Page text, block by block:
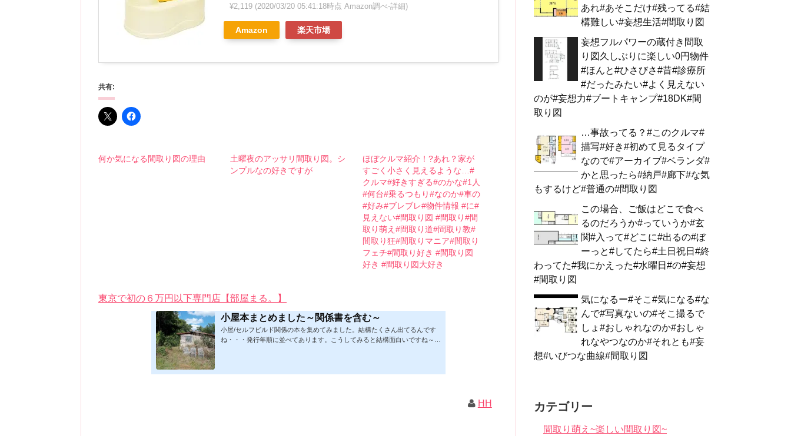
¥2,119 (2020/03/20 05:41:18時点 Amazon調べ-詳細)
Amazon 楽天市場
共有:
何か気になる間取り図の理由
土曜夜のアッサリ間取り図。シ
ンプルなの好きですが
ほぼクルマ紹介！?あれ？家が
すごく小さく見えるような…#
クルマ#好きすぎる#のかな#1人
#何台#乗るつもり#なのか#車の
#好み#ブレブレ#物件情報 #に#
見えない#間取り図 #間取り#間
取り萌え#間取り道#間取り教#
間取り狂#間取りマニア#間取り
フェチ#間取り好き #間取り図
好き #間取り図大好き
東京で初の６万円以下専門店【部屋まる。】
小屋本まとめました～関係書を含む～
小屋/セルフビルド関係の本を集めてみました。結構たくさん出てるんです
ね・・・発行年順に並べてあります。こうしてみると結構面白いですね～※
HH
あれ#あそこだけ#残ってる#結
構難しい#妄想生活#間取り図
妄想フルパワーの蔵付き間取
り図久しぶりに楽しい0円物件
#ほんと#ひさびさ#昔#診療所
#だったみたい#よく見えない
のが#妄想力#ブートキャンプ#18DK#間
取り図
…事故ってる？#このクルマ#
描写#好き#初めて見るタイプ
なので#アーカイブ#ベランダ#
かと思ったら#納戸#廊下#な気
もするけど#普通の#間取り図
この場合、ご飯はどこで食べ
るのだろうか#っていうか#玄
関#入って#どこに#出るの#ぼ
ーっと#してたら#土日祝日#終
わってた#我にかえった#水曜日#の#妄想
#間取り図
気になるー#そこ#気になる#な
んで#写真ないの#そこ撮るで
しょ#おしゃれなのか#おしゃ
れなやつなのか#それとも#妄
想#いびつな曲線#間取り図
カテゴリー
間取り萌え~楽しい間取り図~